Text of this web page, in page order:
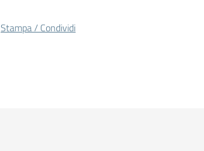
Stampa / Condividi